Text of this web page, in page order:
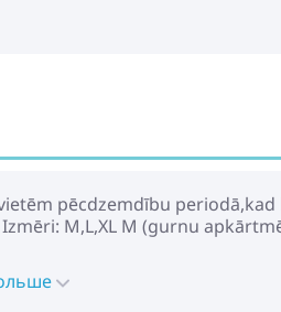
pēcdzemdību
M,L,XL M (gurnu